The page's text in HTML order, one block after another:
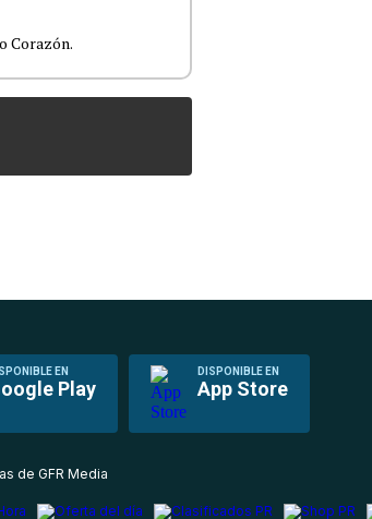
Corazón.
EN
Play
DISPONIBLE EN
App Store
de GFR Media